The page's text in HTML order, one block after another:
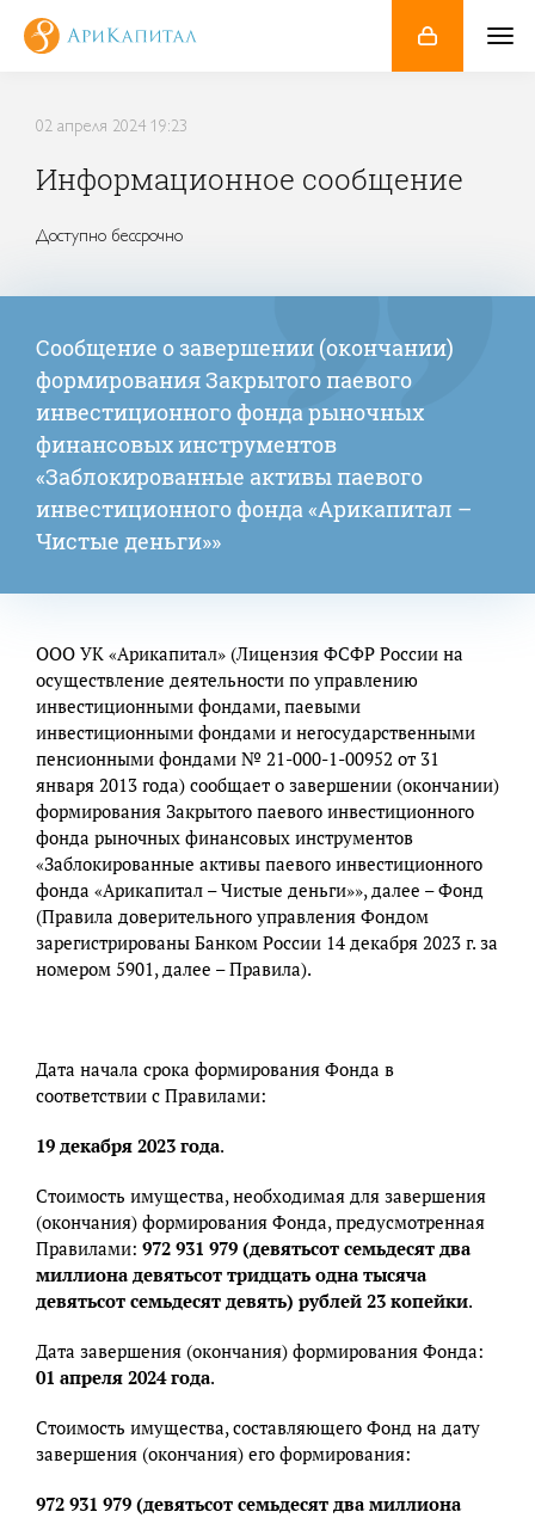
Информационное сообщение
02 апреля 202419:23
Доступно бессрочно
Сообщение о завершении (окончании)
формирования Закрытого паевого
инвестиционного фонда рыночных
финансовых инструментов
«Заблокированные активы паевого
инвестиционного фонда «Арикапитал –
Чистые деньги»»
ООО УК «Арикапитал» (Лицензия ФСФР России на
осуществление деятельности по управлению
инвестиционными фондами, паевыми
инвестиционными фондами и негосударственными
пенсионными фондами № 21-000-1-00952 от 31
января 2013 года) сообщает о завершении (окончании)
формирования Закрытого паевого инвестиционного
фонда рыночных финансовых инструментов
«Заблокированные активы паевого инвестиционного
фонда «Арикапитал – Чистые деньги»», далее – Фонд
(Правила доверительного управления Фондом
зарегистрированы Банком России 14 декабря 2023 г. за
номером 5901, далее – Правила).
Дата начала срока формирования Фонда в
соответствии с Правилами:
19 декабря 2023 года.
Стоимость имущества, необходимая для завершения
(окончания) формирования Фонда, предусмотренная
Правилами: 972 931 979 (девятьсот семьдесят два
миллиона девятьсот тридцать одна тысяча
девятьсот семьдесят девять) рублей 23 копейки.
Дата завершения (окончания) формирования Фонда:
01 апреля 2024 года.
Стоимость имущества, составляющего Фонд на дату
завершения (окончания) его формирования:
972 931 979 (девятьсот семьдесят два миллиона